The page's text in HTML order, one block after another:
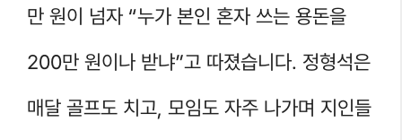
만 원이 넘자 “누가 본인 혼자 쓰는 용돈을
200만 원이나 받냐”고 따졌습니다. 정형석은
매달 골프도 치고, 모임도 자주 나가며 지인들